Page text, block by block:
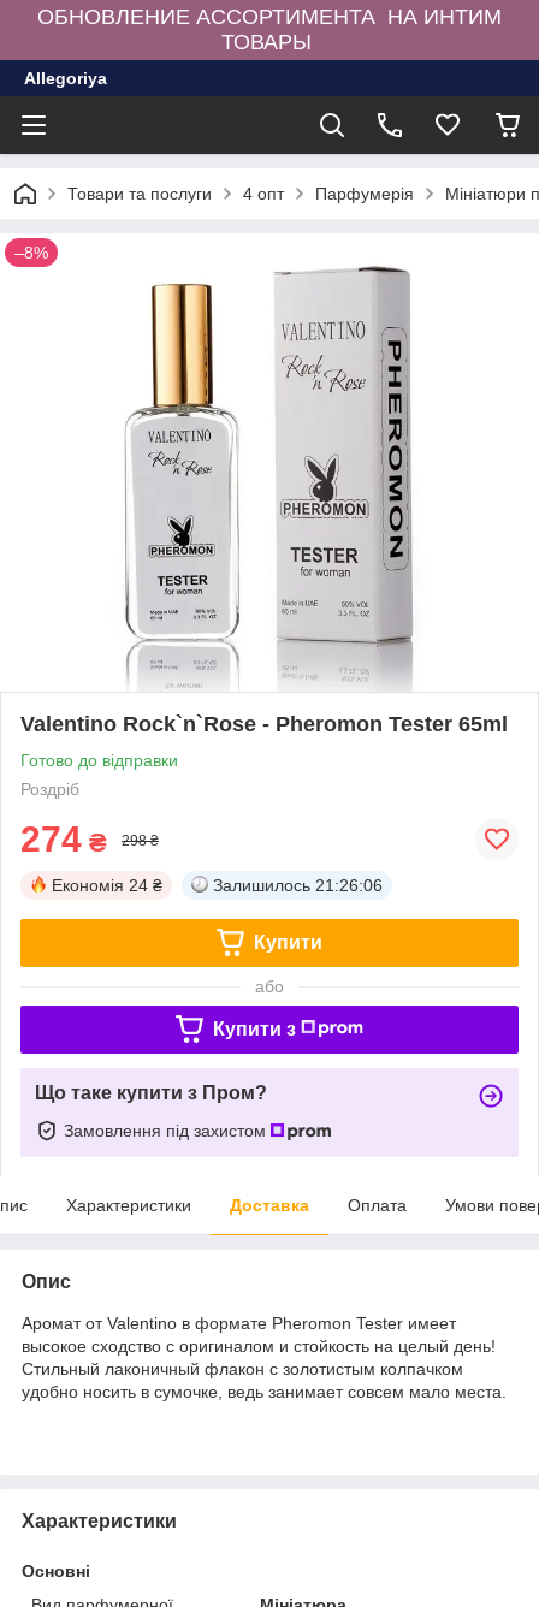
ОБНОВЛЕНИЕ АССОРТИМЕНТА НА ИНТИМ
ТОВАРЫ
Allegoriya
Товари та послуги 4 опт Парфумерія Мініатюри
–8%
Valentino Rock`n`Rose - Pheromon Tester 65ml
Готово до відправки
Роздріб
274 ₴ 298 ₴
Економія 24 ₴ Залишилось 21:26:06
Купити
або
Купити з
Що таке купити з Пром?
Замовлення під захистом
Характеристики Доставка Оплата Умови
Опис
Аромат от Valentino в формате Pheromon Tester имеет
высокое сходство с оригиналом и стойкость на целый день!
Стильный лаконичный флакон с золотистым колпачком
удобно носить в сумочке, ведь занимает совсем мало места.
Характеристики
Основні